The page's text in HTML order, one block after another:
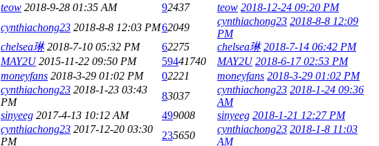
teow 2018-9-28 01:35 AM 92437 teow 2018-12-24 09:20 PM
cynthiachong23 2018-8-8 12:03 PM62049
cynthiachong23 2018-8-8 12:09
PM
chelsea琳 2018-7-10 05:32 PM 62275 chelsea琳 2018-7-14 06:42 PM
MAY2U 2015-11-22 09:50 PM 59441740 MAY2U 2018-6-17 02:53 PM
moneyfans 2018-3-29 01:02 PM 02221 moneyfans 2018-3-29 01:02 PM
cynthiachong23 2018-1-23 03:43
PM
83037
cynthiachong23 2018-1-24 09:36
AM
sinyeeg 2017-4-13 10:12 AM 499008 sinyeeg 2018-1-21 12:27 PM
cynthiachong23 2017-12-20 03:30
PM
235650
cynthiachong23 2018-1-8 11:03
AM